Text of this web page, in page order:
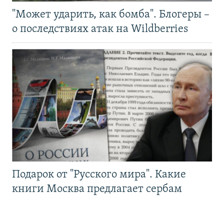
"Может ударить, как бомба". Блогеры –
о последствиях атак на Wildberries
Подарок от "Русского мира". Какие
книги Москва предлагает сербам